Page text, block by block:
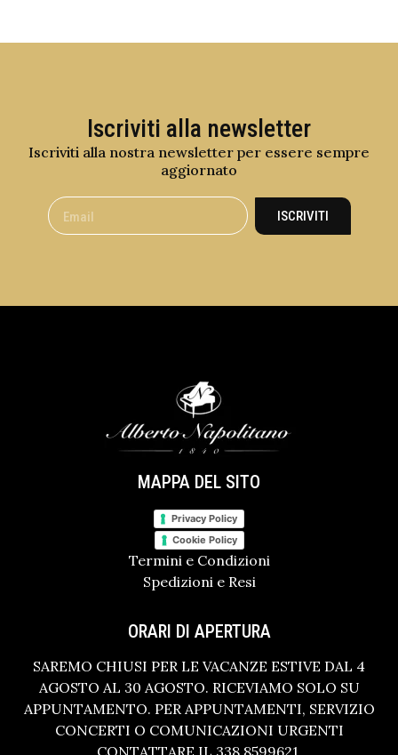
Iscriviti alla newsletter
Iscriviti alla nostra newsletter per essere sempre
aggiornato
ISCRIVITI
MAPPA DEL SITO
Privacy Policy
Cookie Policy
Termini e Condizioni
Spedizioni e Resi
ORARI DI APERTURA
SAREMO CHIUSI PER LE VACANZE ESTIVE DAL 4
AGOSTO AL 30 AGOSTO. RICEVIAMO SOLO SU
APPUNTAMENTO. PER APPUNTAMENTI, SERVIZIO
CONCERTI O COMUNICAZIONI URGENTI